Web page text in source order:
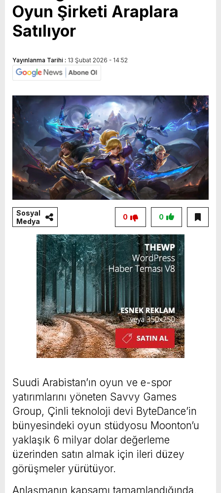
Oyun Şirketi Araplara
Satılıyor
Yayınlanma Tarihi : 13 Şubat 2026 - 14:52
Sosyal
Medya
0
0
Suudi Arabistan’ın oyun ve e-spor
yatırımlarını yöneten Savvy Games
Group, Çinli teknoloji devi ByteDance’in
bünyesindeki oyun stüdyosu Moonton’u
yaklaşık 6 milyar dolar değerleme
üzerinden satın almak için ileri düzey
görüşmeler yürütüyor.
Anlaşmanın kapsamı tamamlandığında,